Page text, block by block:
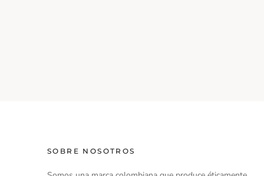
SOBRE NOSOTROS